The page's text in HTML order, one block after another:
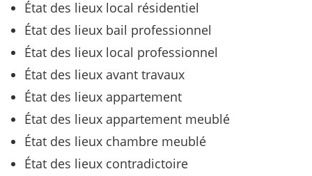
État des lieux local résidentiel
État des lieux bail professionnel
État des lieux local professionnel
État des lieux avant travaux
État des lieux appartement
État des lieux appartement meublé
État des lieux chambre meublé
État des lieux contradictoire